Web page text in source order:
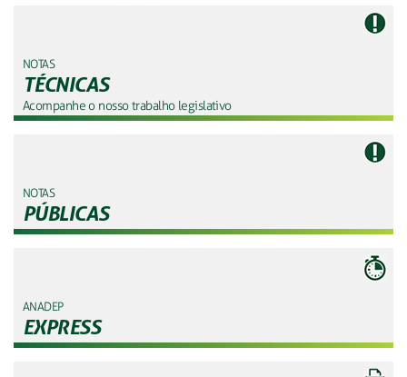
NOTAS
TÉCNICAS
Acompanhe o nosso trabalho legislativo
NOTAS
PÚBLICAS
ANADEP
EXPRESS